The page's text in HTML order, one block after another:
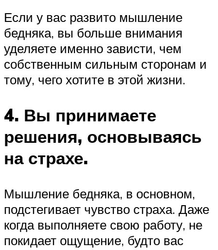
Если у вас развито мышление
бедняка, вы больше внимания
уделяете именно зависти, чем
собственным сильным сторонам и
тому, чего хотите в этой жизни.
4. Вы принимаете
решения, основываясь
на страхе.
Мышление бедняка, в основном,
подстегивает чувство страха. Даже
когда выполняете свою работу, не
покидает ощущение, будто вас